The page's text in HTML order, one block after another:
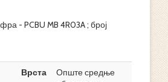
- PCBU MB 4R03A ; број
Врста
Опште средње